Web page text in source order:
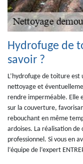
Hydrofuge de
savoir ?
L’hydrofuge de toiture est
nettoyage et
rendre imperméable. Elle
sur la couverture,
rebouchant en même
ardoises. La réalisation
professionnel. Si vous en
l’équipe de l’expert